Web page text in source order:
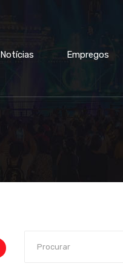
Notícias Empregos